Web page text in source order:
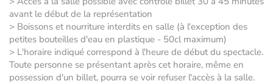
avant le début de la représentation
> Boissons et nourriture interdits en salle (à l'exception des
petites bouteilles d'eau en plastique - 50cl maximum)
> L'horaire indiqué correspond à l'heure de début du spectacle.
Toute personne se présentant après cet horaire, même en
possession d'un billet, pourra se voir refuser l'accès à la salle.